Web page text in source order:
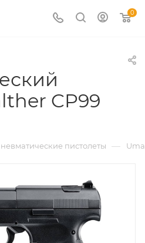
0
CP99
пистолеты —